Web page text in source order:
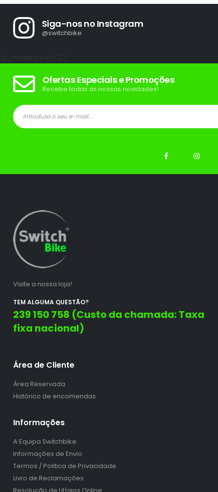
Siga-nos no Instagram
@switchbike
Ofertas Especiais e Promoções
Recebe todas as nossas novidades!
Visite a nossa loja!
TEM ALGUMA QUESTÃO?
239 150 758 (Custo da chamada: Taxa
fixa nacional)
Área de Cliente
Área Reservada
Histórico de encomendas
Informações
A Equipa Switchbike
Informações de Envio
Termos / Politica de Privacidade
Livro de Reclamações